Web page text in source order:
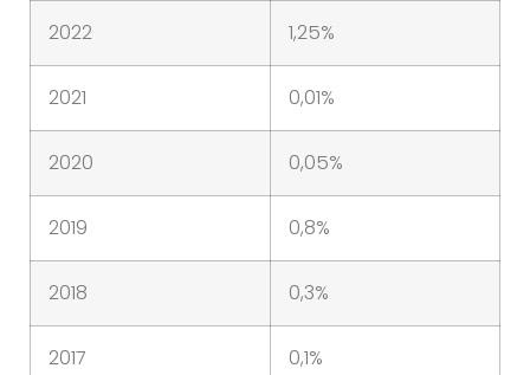
2022 1,25%
2021 0,01%
2020 0,05%
2019 0,8%
2018 0,3%
2017 0,1%